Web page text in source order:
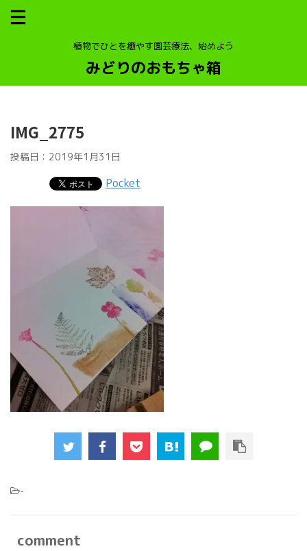
植物でひとを癒やす園芸療法、始めよう
みどりのおもちゃ箱
IMG_2775
投稿日： 2019年1月31日
Pocket
-
comment